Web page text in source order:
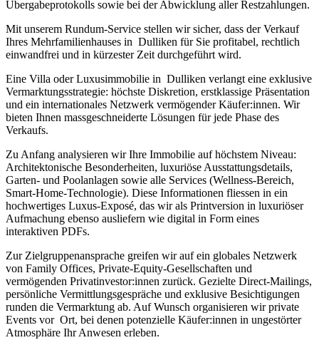
Übergabeprotokolls sowie bei der Abwicklung aller Restzahlungen.
Mit unserem Rundum-Service stellen wir sicher, dass der Verkauf
Ihres Mehrfamilienhauses in Dulliken für Sie profitabel, rechtlich
einwandfrei und in kürzester Zeit durchgeführt wird.
Eine Villa oder Luxusimmobilie in Dulliken verlangt eine exklusive
Vermarktungsstrategie: höchste Diskretion, erstklassige Präsentation
und ein internationales Netzwerk vermögender Käufer:innen. Wir
bieten Ihnen massgeschneiderte Lösungen für jede Phase des
Verkaufs.
Zu Anfang analysieren wir Ihre Immobilie auf höchstem Niveau:
Architektonische Besonderheiten, luxuriöse Ausstattungsdetails,
Garten- und Poolanlagen sowie alle Services (Wellness-Bereich,
Smart-Home-Technologie). Diese Informationen fliessen in ein
hochwertiges Luxus-Exposé, das wir als Printversion in luxuriöser
Aufmachung ebenso ausliefern wie digital in Form eines
interaktiven PDFs.
Zur Zielgruppenansprache greifen wir auf ein globales Netzwerk
von Family Offices, Private-Equity-Gesellschaften und
vermögenden Privatinvestor:innen zurück. Gezielte Direct-Mailings,
persönliche Vermittlungsgespräche und exklusive Besichtigungen
runden die Vermarktung ab. Auf Wunsch organisieren wir private
Events vor Ort, bei denen potenzielle Käufer:innen in ungestörter
Atmosphäre Ihr Anwesen erleben.